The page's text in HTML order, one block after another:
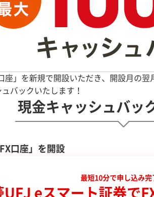
座」を新規で開設いただき、開設月の
バックいたします！
現金キャッシュバッ
口座」を開設
最短10分で申し込み完
UFJ eスマート証券で